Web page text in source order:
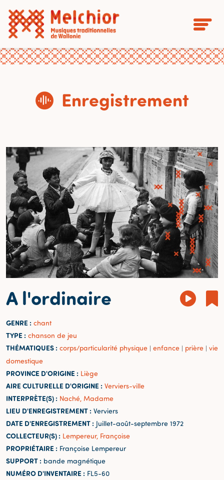
Enregistrement
A l'ordinaire
GENRE : chant
TYPE : chanson de jeu
THÉMATIQUES : corps/particularité physique | enfance | prière | vie
domestique
PROVINCE D'ORIGINE : Liège
AIRE CULTURELLE D'ORIGINE : Verviers-ville
INTERPRÈTE(S) : Naché, Madame
LIEU D'ENREGISTREMENT : Verviers
DATE D'ENREGISTREMENT : Juillet-août-septembre 1972
COLLECTEUR(S) : Lempereur, Françoise
PROPRIÉTAIRE : Françoise Lempereur
SUPPORT : bande magnétique
NUMÉRO D'INVENTAIRE : FL5-60